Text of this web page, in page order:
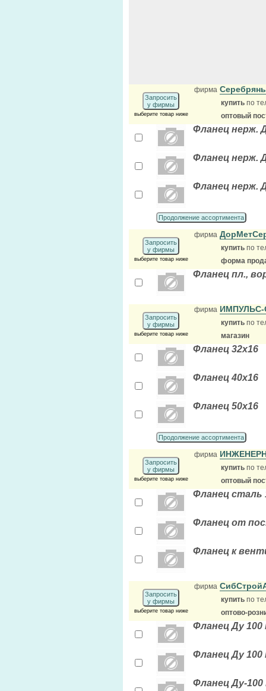
Запросить
у фирмы
выберите товар ниже
фирма
купить по
оптовый
Фланец нерж.
Фланец нерж.
Фланец нерж.
Продолжение ассортимента
Запросить
у фирмы
выберите товар ниже
фирма
купить по
форма
Фланец пл.,
Запросить
у фирмы
выберите товар ниже
фирма
купить по
магазин
Фланец 32х16
Фланец 40х16
Фланец 50х16
Продолжение ассортимента
Запросить
у фирмы
выберите товар ниже
фирма
купить по
оптовый
Фланец сталь
Фланец от
Фланец к
Запросить
у фирмы
выберите товар ниже
фирма
купить по
оптово-
Фланец Ду 100
Фланец Ду 100
Фланец Ду-100